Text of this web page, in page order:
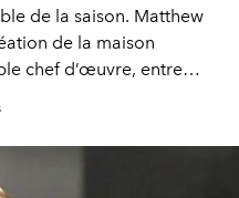
de la saison. Matthew
de la maison
chef d’œuvre, entre